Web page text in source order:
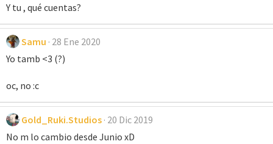
e
:
Y tu , qué cuentas?
Samu 28 Ene 2020
Yo tamb <3 (?)
oc, no :c
Gold_Ruki.Studios 20 Dic 2019
No m lo cambio desde Junio xD